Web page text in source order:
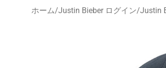
ホーム/Justin Bieber ログイン/Justin